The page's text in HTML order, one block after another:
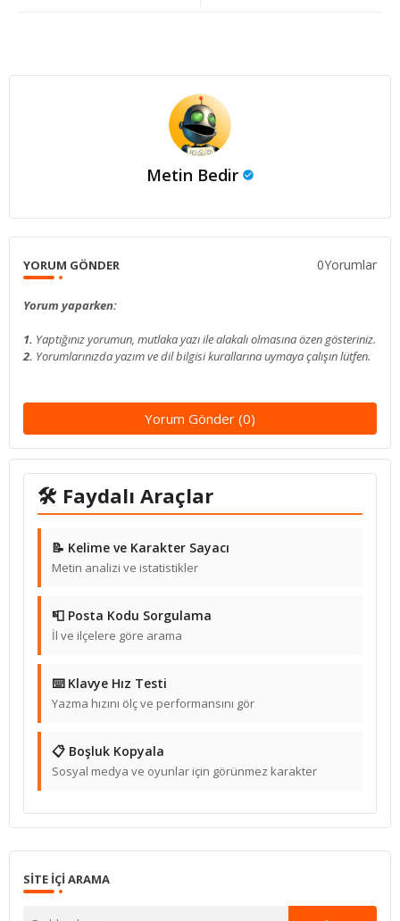
Metin Bedir
YORUM GÖNDER 0Yorumlar
Yorum yaparken:
1. Yaptığınız yorumun, mutlaka yazı ile alakalı olmasına özen gösteriniz.
2. Yorumlarınızda yazım ve dil bilgisi kurallarına uymaya çalışın lütfen.
Yorum Gönder (0)
🛠 Faydalı Araçlar
📝 Kelime ve Karakter Sayacı
Metin analizi ve istatistikler
📮 Posta Kodu Sorgulama
İl ve ilçelere göre arama
⌨️ Klavye Hız Testi
Yazma hızını ölç ve performansını gör
📋 Boşluk Kopyala
Sosyal medya ve oyunlar için görünmez karakter
SITE IÇI ARAMA